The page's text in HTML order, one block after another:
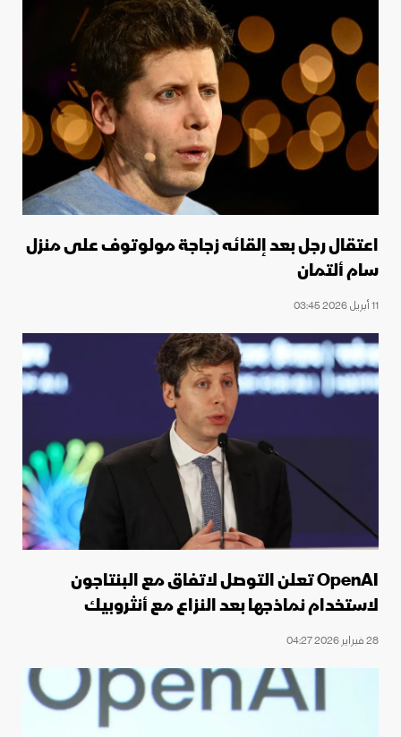
اعتقال رجل بعد إلقائه زجاجة مولوتوف على منزل
سام ألتمان
11 أبريل 2026 03:45
OpenAI تعلن التوصل لاتفاق مع البنتاجون
لاستخدام نماذجها بعد النزاع مع أنثروبيك
28 فبراير 2026 04:27